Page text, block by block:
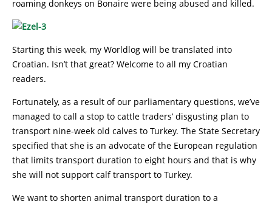
roaming donkeys on Bonaire were being abused and killed.
Starting this week, my Worldlog will be translated into
Croatian. Isn’t that great? Welcome to all my Croatian
readers.
Fortunately, as a result of our parliamentary questions, we’ve
managed to call a stop to cattle traders’ disgusting plan to
transport nine-week old calves to Turkey. The State Secretary
specified that she is an advocate of the European regulation
that limits transport duration to eight hours and that is why
she will not support calf transport to Turkey.
We want to shorten animal transport duration to a